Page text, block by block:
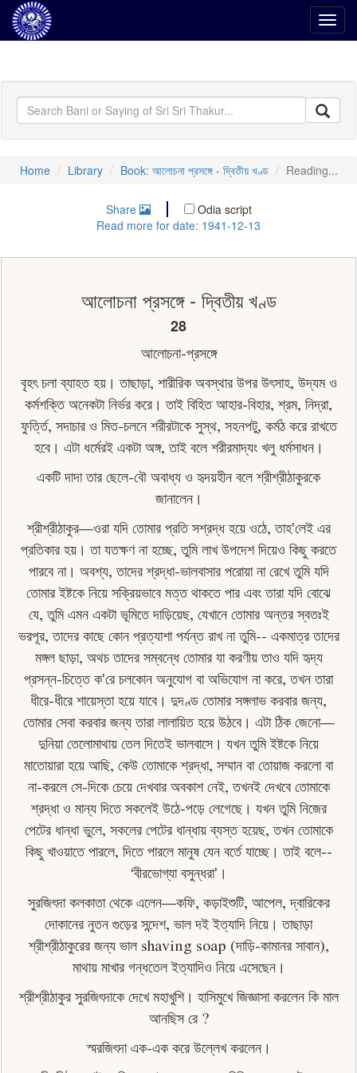
Home Library Book: আলোচনা প্রসঙ্গে - দ্বিতীয় খণ্ড Reading...
Share
Odia script
Read more for date: 1941-12-13
আলোচনা প্রসঙ্গে - দ্বিতীয় খণ্ড
28
আলোচনা-প্রসঙ্গে
বৃহৎ চলা ব্যাহত হয়। তাছাড়া, শারীরিক অবস্থার উপর উৎসাহ, উদ্যম ও
কর্মশক্তি অনেকটা নির্ভর করে। তাই বিহিত আহার-বিহার, শ্রম, নিদ্রা,
ফুৰ্ত্তি, সদাচার ও মিত-চলনে শরীরটাকে সুস্থ, সহনপটু, কর্মঠ করে রাখতে
হবে। এটা ধর্মেরই একটা অঙ্গ, তাই বলে শরীরমাদ্যং খলু ধর্মসাধন।
একটি দাদা তার ছেলে-বৌ অবাধ্য ও হৃদয়হীন বলে শ্রীশ্রীঠাকুরকে
জানালেন।
শ্রীশ্রীঠাকুর—ওরা যদি তোমার প্রতি সশ্রদ্ধ হয়ে ওঠে, তাহ'লেই এর
প্রতিকার হয়। তা যতক্ষণ না হচ্ছে, তুমি লাখ উপদেশ দিয়েও কিছু করতে
পারবে না। অবশ্য, তাদের শ্রদ্ধা-ভালবাসার পরোয়া না রেখে তুমি যদি
তোমার ইষ্টকে নিয়ে সক্রিয়ভাবে মত্ত থাকতে পার এবং তারা যদি বােঝে
যে, তুমি এমন একটা ভূমিতে দাড়িয়েছ, যেখানে তােমার অন্তর স্বতঃই
ভরপূর, তাদের কাছে কোন প্রত্যাশা পর্যন্ত রাখ না তুমি-- একমাত্র তাদের
মঙ্গল ছাড়া, অথচ তাদের সম্বন্ধে তােমার যা করণীয় তাও যদি হৃদ্য
প্রসন্ন-চিত্তে ক'রে চলকোন অনুযোগ বা অভিযােগ না করে, তখন তারা
ধীরে-ধীরে শায়েস্তা হয়ে যাবে। দুদণ্ড তােমার সঙ্গলাভ করবার জন্য,
তােমার সেবা করবার জন্য তারা লালায়িত হয়ে উঠবে। এটা ঠিক জেনো—
দুনিয়া তেলােমাথায় তেল দিতেই ভালবাসে। যখন তুমি ইষ্টকে নিয়ে
মাতােয়ারা হয়ে আছি, কেউ তােমাকে শ্রদ্ধা, সম্মান বা তােয়াজ করলো বা
না-করলে সে-দিকে চেয়ে দেখবার অবকাশ নেই, তখনই দেখবে তােমাকে
শ্রদ্ধা ও মান্য দিতে সকলেই উঠে-পড়ে লেগেছে। যখন তুমি নিজের
পেটের ধান্ধা ভুলে, সকলের পেটের ধান্ধায় ব্যস্ত হয়েছ, তখন তােমাকে
কিছু খাওয়াতে পারলে, দিতে পারলে মানুষ যেন বর্তে যাচ্ছে। তাই বলে--
‘বীরভােগ্যা বসুন্ধরা'।
সুরজিৎদা কলকাতা থেকে এলেন—কফি, কড়াইশুটি, আপেল, দ্বারিকের
দোকানের নুতন গুড়ের সন্দেশ, ভাল দই ইত্যাদি নিয়ে। তাছাড়া
শ্রীশ্রীঠাকুরের জন্য ভাল shaving soap (দাড়ি-কামানর সাবান),
মাথায় মাখার গন্ধতেল ইত্যাদিও নিয়ে এসেছেন।
শ্রীশ্রীঠাকুর সুরজিৎদাকে দেখে মহাখুশি। হাসিমুখে জিজ্ঞাসা করলেন কি মাল
আনছিস রে ?
স্মরজিৎদা এক-এক করে উল্লেখ করলেন।